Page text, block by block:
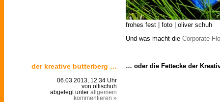
frohes fest | foto | oliver schuh
Und was macht die Corporate
der kreative butterberg …
06.03.2013, 12:34 Uhr
von ollischuh
abgelegt unter allgemein
kommentieren »
… oder die Fettecke der